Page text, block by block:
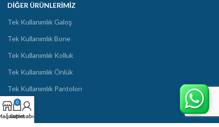
DIĞER ÜRÜNLERIMIZ
Tek Kullanımlık Galoş
Tek Kullanımlık Bone
Tek Kullanımlık Kolluk
Tek Kullanımlık Önlük
Tek Kullanımlık Pantolon
0
Sepet
Hesabım